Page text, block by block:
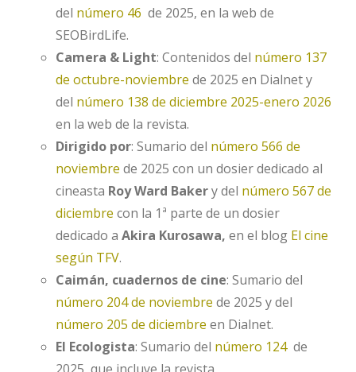
del número 46 de 2025, en la web de
SEOBirdLife.
Camera & Light: Contenidos del número 137
de octubre-noviembre de 2025 en Dialnet y
del número 138 de diciembre 2025-enero 2026
en la web de la revista.
Dirigido por: Sumario del número 566 de
noviembre de 2025 con un dosier dedicado al
cineasta Roy Ward Bakery del número 567 de
diciembre con la 1ª parte de un dosier
dedicado a Akira Kurosawa, en el blog El cine
según TFV.
Caimán, cuadernos de cine: Sumario del
número 204 de noviembre de 2025 y del
número 205 de diciembre en Dialnet.
El Ecologista: Sumario del número 124 de